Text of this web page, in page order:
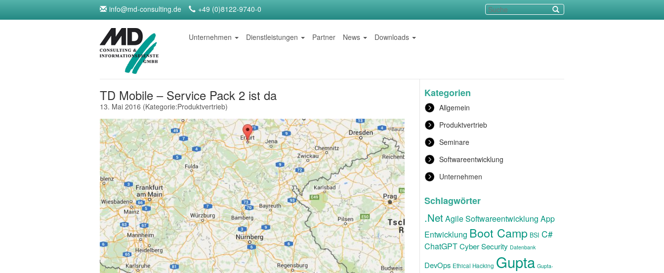
info@md-consulting.de +49 (0)8122-9740-0
Unternehmen Dienstleistungen Partner News Downloads
TD Mobile – Service Pack 2 ist da
13. Mai 2016 (Kategorie:Produktvertrieb)
Kategorien
Allgemein
Produktvertrieb
Seminare
Softwareentwicklung
Unternehmen
Schlagwörter
.NetAgile Softwareentwicklung App
Entwicklung Boot Camp BSI C#
ChatGPTCyber Security Datenbank
DevOps Ethical Hacking Gupta Gupta-